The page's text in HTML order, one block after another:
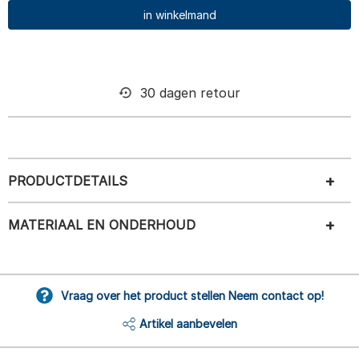
in winkelmand
30 dagen retour
PRODUCTDETAILS
MATERIAAL EN ONDERHOUD
Vraag over het product stellen Neem contact op!
Artikel aanbevelen